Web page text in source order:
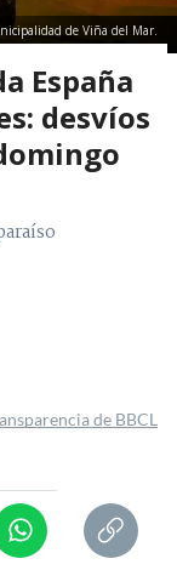
de Viña del Mar.
España
desvíos
de BBCL